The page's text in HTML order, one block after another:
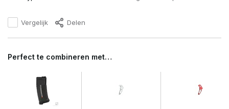
Vergelijk Delen
Perfect te combineren met…